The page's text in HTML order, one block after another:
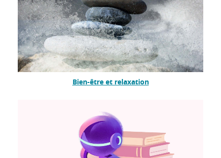
Bien-être et relaxation